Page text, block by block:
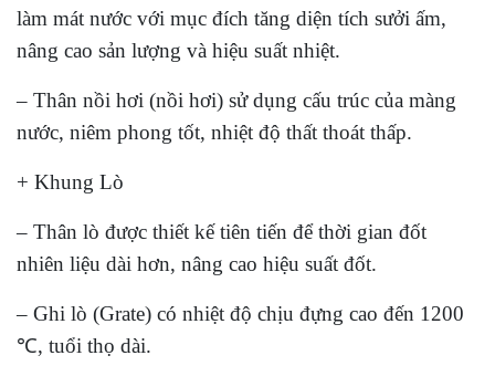
làm mát nước với mục đích tăng diện tích sưởi ấm,
nâng cao sản lượng và hiệu suất nhiệt.
– Thân nồi hơi (nồi hơi) sử dụng cấu trúc của màng
nước, niêm phong tốt, nhiệt độ thất thoát thấp.
+ Khung Lò
– Thân lò được thiết kế tiên tiến để thời gian đốt
nhiên liệu dài hơn, nâng cao hiệu suất đốt.
– Ghi lò (Grate) có nhiệt độ chịu đựng cao đến 1200
℃, tuổi thọ dài.